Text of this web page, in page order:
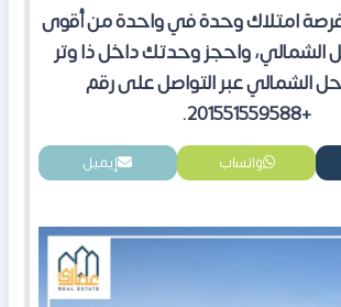
فرصة امتلاك وحدة في واحدة من أقوى
الشمالي، واحجز وحدتك داخل ذا وتر
الشمالي عبر التواصل على رقم
+201551559588.
واتساب إيميل